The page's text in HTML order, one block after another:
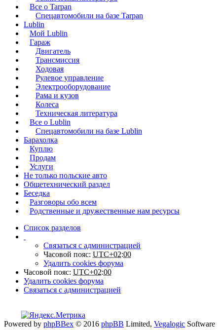
Все о Tarpan
Спецавтомобили на базе Tarpan
Lublin
Мой Lublin
Гараж
Двигатель
Трансмиссия
Ходовая
Рулевое управление
Электрооборудование
Рама и кузов
Колеса
Техническая литература
Все о Lublin
Спецавтомобили на базе Lublin
Барахолка
Куплю
Продам
Услуги
Не только польские авто
Общетехнический раздел
Беседка
Разговоры обо всем
Родственные и дружественные нам ресурсы
Список разделов
Связаться с администрацией
Часовой пояс: UTC+02:00
Удалить cookies форума
Часовой пояс: UTC+02:00
Удалить cookies форума
Связаться с администрацией
Powered by phpBBex © 2016 phpBB Limited, Vegalogic Software